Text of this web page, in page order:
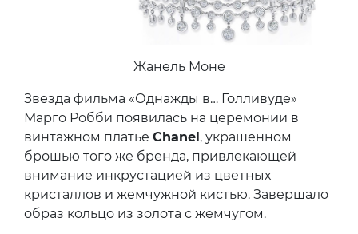
Жанель Моне
Звезда фильма «Однажды в… Голливуде»
Марго Робби появилась на церемонии в
винтажном платье Chanel, украшенном
брошью того же бренда, привлекающей
внимание инкрустацией из цветных
кристаллов и жемчужной кистью. Завершало
образ кольцо из золота с жемчугом.